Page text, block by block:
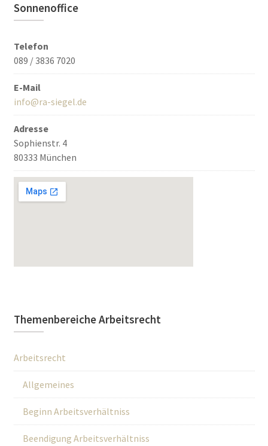
Sonnenoffice
Telefon
089 / 3836 7020
E-Mail
info@ra-siegel.de
Adresse
Sophienstr. 4
80333 München
Themenbereiche Arbeitsrecht
Arbeitsrecht
Allgemeines
Beginn Arbeitsverhältniss
Beendigung Arbeitsverhältniss